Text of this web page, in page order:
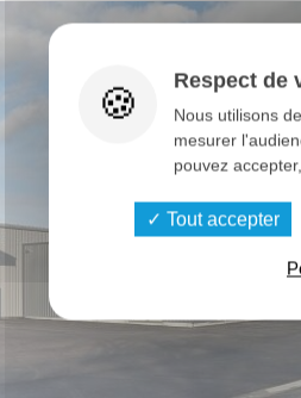
Respect de
Nous utilisons
mesurer
pouvez
Tout accepter